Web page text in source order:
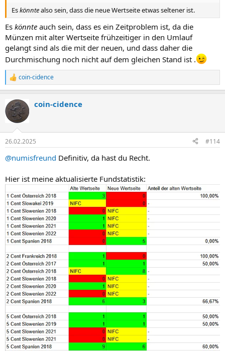
Eskönntealso sein, dass die neue Wertseite etwas seltener ist.
Es könnte auch sein, dass es ein Zeitproblem ist, da die
Münzen mit alter Wertseite frühzeitiger in den Umlauf
gelangt sind als die mit der neuen, und dass daher die
Durchmischung noch nicht auf dem gleichen Stand ist .
R
e
k
t
i
e
:
coin-cidence
coin-cidence
26.02.2025 #114
@numisfreund Definitiv, da hast du Recht.
Hier ist meine aktualisierte Fundstatistik: